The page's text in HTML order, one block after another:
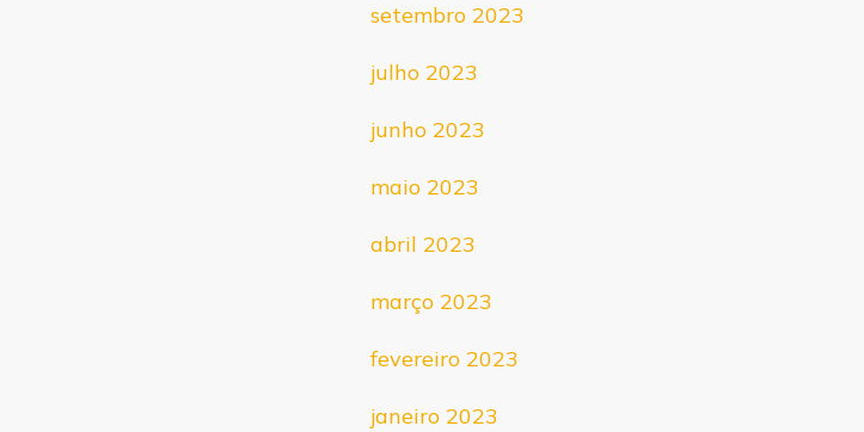
setembro 2023
julho 2023
junho 2023
maio 2023
abril 2023
março 2023
fevereiro 2023
janeiro 2023